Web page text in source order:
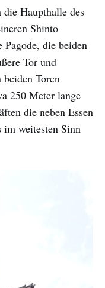
Haupthalle des
Shinto
die beiden
Tor und
Toren
250 Meter lange
die neben Essen
im weitesten Sinn